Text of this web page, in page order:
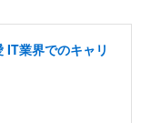
IT業界でのキャリ